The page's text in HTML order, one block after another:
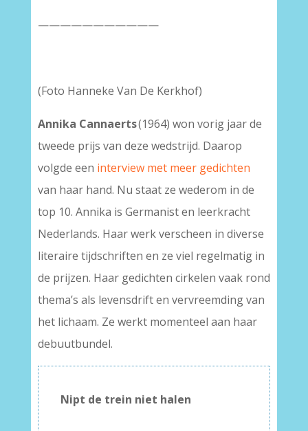
———————————
(Foto Hanneke Van De Kerkhof)
Annika Cannaerts(1964) won vorig jaar de
tweede prijs van deze wedstrijd. Daarop
volgde een interview met meer gedichten
van haar hand. Nu staat ze wederom in de
top 10. Annika is Germanist en leerkracht
Nederlands. Haar werk verscheen in diverse
literaire tijdschriften en ze viel regelmatig in
de prijzen. Haar gedichten cirkelen vaak rond
thema’s als levensdrift en vervreemding van
het lichaam. Ze werkt momenteel aan haar
debuutbundel.
Nipt de trein niet halen